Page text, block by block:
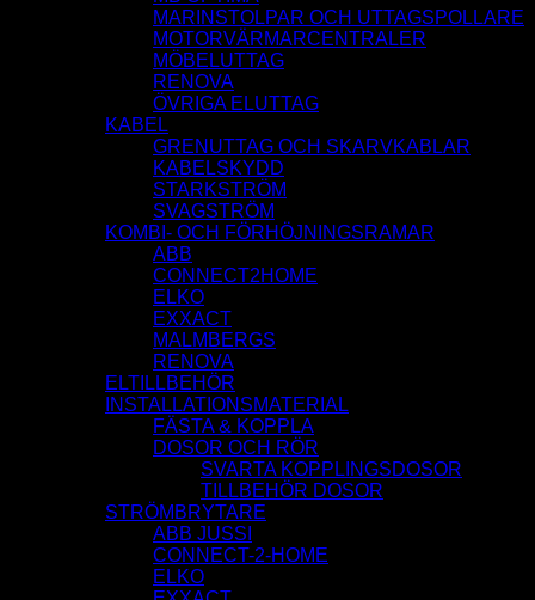
MARINSTOLPAR OCH UTTAGSPOLLARE
MOTORVÄRMARCENTRALER
MÖBELUTTAG
RENOVA
ÖVRIGA ELUTTAG
KABEL
GRENUTTAG OCH SKARVKABLAR
KABELSKYDD
STARKSTRÖM
SVAGSTRÖM
KOMBI- OCH FÖRHÖJNINGSRAMAR
ABB
CONNECT2HOME
ELKO
EXXACT
MALMBERGS
RENOVA
ELTILLBEHÖR
INSTALLATIONSMATERIAL
FÄSTA & KOPPLA
DOSOR OCH RÖR
SVARTA KOPPLINGSDOSOR
TILLBEHÖR DOSOR
STRÖMBRYTARE
ABB JUSSI
CONNECT-2-HOME
ELKO